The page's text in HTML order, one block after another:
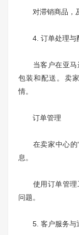
对滞销商品，及
4. 订单处理与
当客户在亚马
包装和配送。卖
情。
订单管理
在卖家中心的“
息。
使用订单管理
问题。
5. 客户服务与